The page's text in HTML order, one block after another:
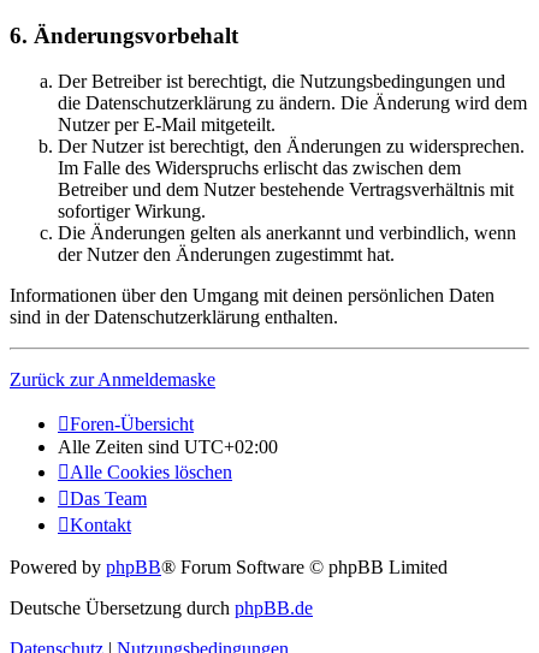
6. Änderungsvorbehalt
Der Betreiber ist berechtigt, die Nutzungsbedingungen und
die Datenschutzerklärung zu ändern. Die Änderung wird dem
Nutzer per E-Mail mitgeteilt.
Der Nutzer ist berechtigt, den Änderungen zu widersprechen.
Im Falle des Widerspruchs erlischt das zwischen dem
Betreiber und dem Nutzer bestehende Vertragsverhältnis mit
sofortiger Wirkung.
Die Änderungen gelten als anerkannt und verbindlich, wenn
der Nutzer den Änderungen zugestimmt hat.
Informationen über den Umgang mit deinen persönlichen Daten
sind in der Datenschutzerklärung enthalten.
Zurück zur Anmeldemaske
Foren-Übersicht
Alle Zeiten sind UTC+02:00
Alle Cookies löschen
Das Team
Kontakt
Powered by phpBB® Forum Software © phpBB Limited
Deutsche Übersetzung durch phpBB.de